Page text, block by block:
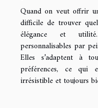
Quand on veut offrir
difficile de trouver
élégance et
personnalisables par
Elles s’adaptent à
préférences, ce qui
irrésistible et toujours